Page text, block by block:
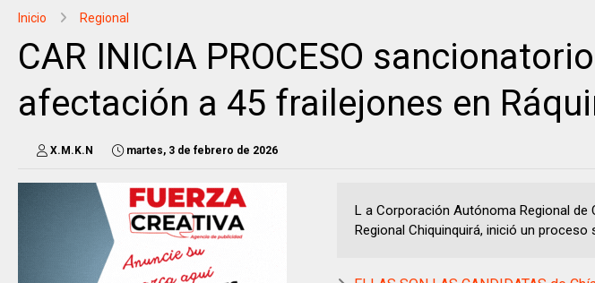
Inicio Regional
CAR INICIA PROCESO
afectación a 45 frailejones en
X.M.K.N martes, 3 de febrero de 2026
L a Corporación Autónoma Regional de
Regional Chiquinquirá, inició un proceso